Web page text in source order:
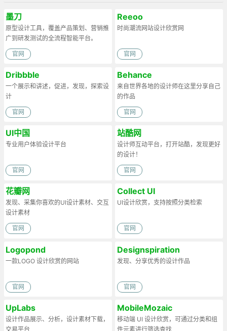
墨刀
原型设计工具，覆盖产品策划、营销推
广到研发测试的全流程智能平台。
官网
Reeoo
时尚潮流网站设计欣赏网
官网
Dribbble
一个展示和讲述，促进，发现，探索设
计
官网
Behance
来自世界各地的设计师在这里分享自己
的作品
官网
UI中国
专业用户体验设计平台
官网
站酷网
设计师互动平台，打开站酷，发现更好
的设计！
官网
花瓣网
发现、采集你喜欢的UI设计素材、交互
设计素材
官网
Collect UI
UI设计欣赏，支持按照分类检索
官网
Logopond
一款LOGO 设计欣赏的网站
官网
Designspiration
发现、分享优秀的设计作品
官网
UpLabs
设计作品展示、分析，设计素材下载，
交易平台
MobileMozaic
移动端 UI 设计欣赏，可通过分类和组
件元素进行筛选查找